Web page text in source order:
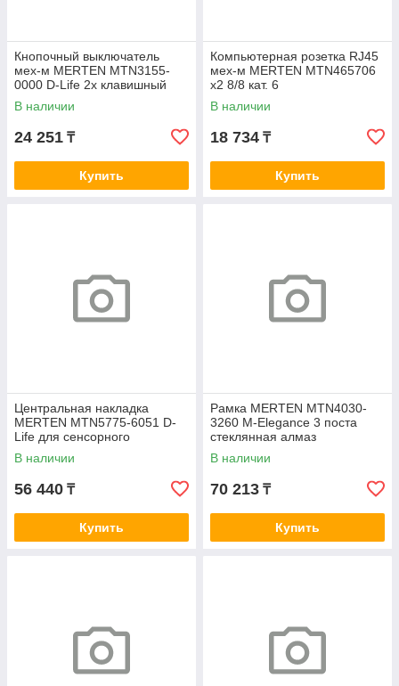
Кнопочный выключатель
мех-м MERTEN MTN3155-
0000 D-Life 2х клавишный
В наличии
24 251 ₸
Купить
Компьютерная розетка RJ45
мех-м MERTEN MTN465706
х2 8/8 кат. 6
В наличии
18 734 ₸
Купить
Центральная накладка
MERTEN MTN5775-6051 D-
Life для сенсорного
термостата шампань
В наличии
56 440 ₸
Купить
Рамка MERTEN MTN4030-
3260 M-Elegance 3 поста
стеклянная алмаз
В наличии
70 213 ₸
Купить